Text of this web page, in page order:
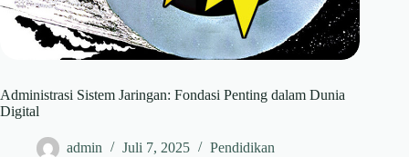
Administrasi Sistem Jaringan: Fondasi Penting dalam Dunia
Digital
admin Juli 7, 2025 Pendidikan